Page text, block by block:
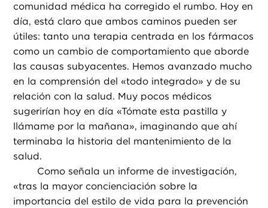
comunidad médica ha corregido el rumbo. Hoy en
día, está claro que ambos caminos pueden ser
útiles: tanto una terapia centrada en los fármacos
como un cambio de comportamiento que aborde
las causas subyacentes. Hemos avanzado mucho
en la comprensión del «todo integrado» y de su
relación con la salud. Muy pocos médicos
sugerirían hoy en día «Tómate esta pastilla y
llámame por la mañana», imaginando que ahí
terminaba la historia del mantenimiento de la
salud.
Como señala un informe de investigación,
«tras la mayor concienciación sobre la
importancia del estilo de vida para la prevención